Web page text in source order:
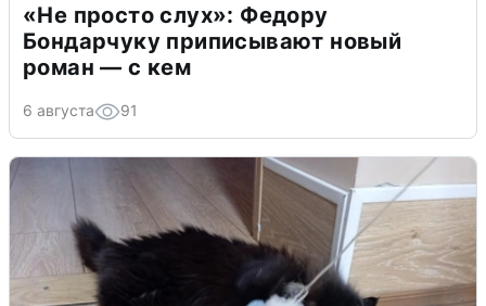
«Не просто слух»: Федору
Бондарчуку приписывают новый
роман — с кем
6 августа 91